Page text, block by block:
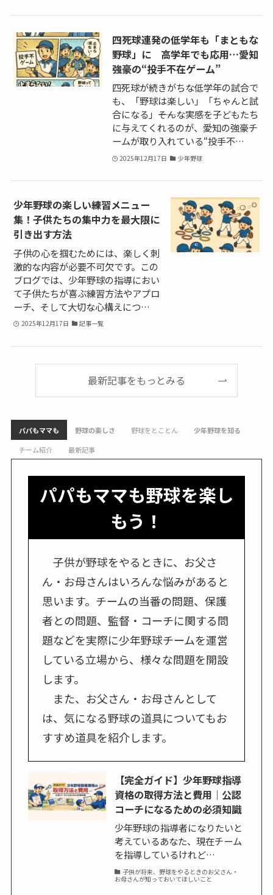
四死球連発の低学年も「まともな
野球」に 高学年でも応用…愛知
強豪の“投手不在ゲーム”
四死球が続きがちな低学年の試合で
も、「野球は楽しい」「ちゃんと試
合になる」――そんな実感を子どもたち
に与えてくれるのが、愛知の強豪チ
ームが取り入れている“投手不…
2025年12月17日 少年野球
少年野球の楽しい練習メニュー
集！子供たちの集中力を最大限に
引き出す方法
子供の心を掴むためには、楽しく刺
激的な内容が必要不可欠です。この
ブログでは、少年野球の指導におい
て子供たちが喜ぶ練習方法やアプロ
ーチ、そして大切な心構えにつ…
2025年12月17日 記事一覧
最新記事をもっとみる
パパもママも 野球の楽しさ 野球をとことん 少年野球を知る
チーム紹介 最新記事
パパもママも野球を楽し
もう！
子供が野球をやるときに、お父さ
ん・お母さんはいろんな悩みがあると
思います。チームの当番の問題、保護
者との問題、監督・コーチに関する問
題などを実際に少年野球チームを運営
している立場から、様々な問題を開設
します。
また、お父さん・お母さんとして
は、気になる野球の道具についてもお
すすめ道具を紹介します。
【完全ガイド】少年野球指導
資格の取得方法と費用｜公認
コーチになるための必須知識
少年野球の指導者になりたいと
考えているあなた、現在チーム
を指導しているけれど…
子供が将来、野球をやるときのお父さん・
お母さんが知っておいてほしいこと